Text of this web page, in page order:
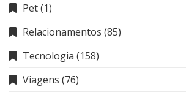
Pet(1)
Relacionamentos (85)
Tecnologia (158)
Viagens (76)